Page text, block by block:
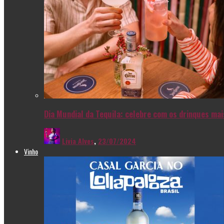
Dia Mundial da Tequila: celebre com os drinques
Livia Alves, 23/07/2024
Vinho